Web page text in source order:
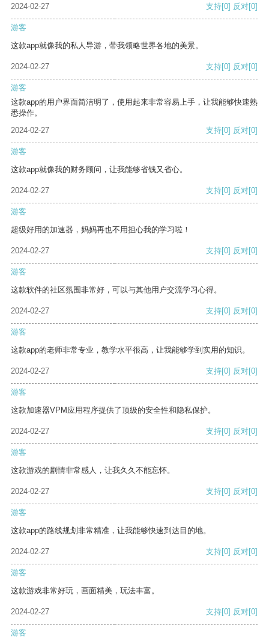
2024-02-27 支持[0] 反对[0]
游客
这款app就像我的私人导游，带我领略世界各地的美景。
2024-02-27 支持[0] 反对[0]
游客
这款app的用户界面简洁明了，使用起来非常容易上手，让我能够快速熟
悉操作。
2024-02-27
支持[0] 反对[0]
游客
这款app就像我的财务顾问，让我能够省钱又省心。
2024-02-27 支持[0] 反对[0]
游客
超级好用的加速器，妈妈再也不用担心我的学习啦！
2024-02-27 支持[0] 反对[0]
游客
这款软件的社区氛围非常好，可以与其他用户交流学习心得。
2024-02-27 支持[0] 反对[0]
游客
这款app的老师非常专业，教学水平很高，让我能够学到实用的知识。
2024-02-27 支持[0] 反对[0]
游客
这款加速器VPM应用程序提供了顶级的安全性和隐私保护。
2024-02-27 支持[0] 反对[0]
游客
这款游戏的剧情非常感人，让我久久不能忘怀。
2024-02-27 支持[0] 反对[0]
游客
这款app的路线规划非常精准，让我能够快速到达目的地。
2024-02-27 支持[0] 反对[0]
游客
这款游戏非常好玩，画面精美，玩法丰富。
2024-02-27 支持[0] 反对[0]
游客